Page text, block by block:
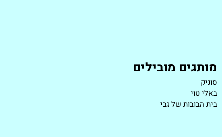
מותגים מובילים
סוניק
באלי טוי
בית הבובות של גבי